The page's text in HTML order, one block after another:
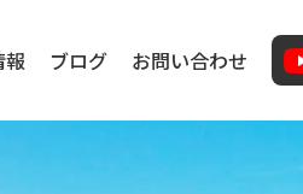
報 ブログ お問い合わせ